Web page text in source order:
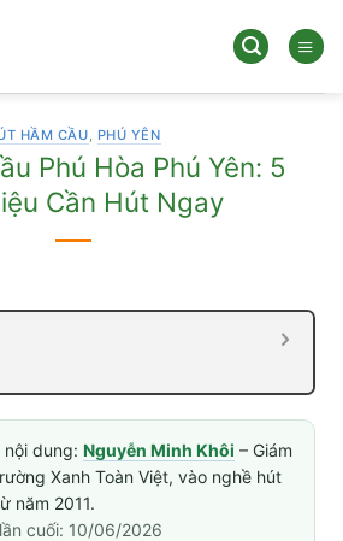
HẦM CẦU, PHÚ YÊN
Phú Hòa Phú Yên: 5
Cần Hút Ngay
nội dung: Nguyễn Minh Khôi – Giám
Xanh Toàn Việt, vào nghề hút
năm 2011.
cuối: 10/06/2026